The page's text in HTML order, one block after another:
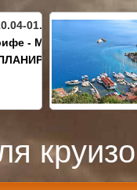
01.05.2027
- Майорка